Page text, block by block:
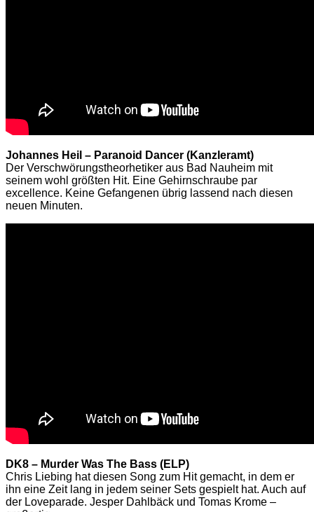
Johannes Heil – Paranoid Dancer (Kanzleramt)
Der Verschwörungstheorhetiker aus Bad Nauheim mit
seinem wohl größten Hit. Eine Gehirnschraube par
excellence. Keine Gefangenen übrig lassend nach diesen
neuen Minuten.
DK8 – Murder Was The Bass (ELP)
Chris Liebing hat diesen Song zum Hit gemacht, in dem er
ihn eine Zeit lang in jedem seiner Sets gespielt hat. Auch auf
der Loveparade. Jesper Dahlbäck und Tomas Krome –